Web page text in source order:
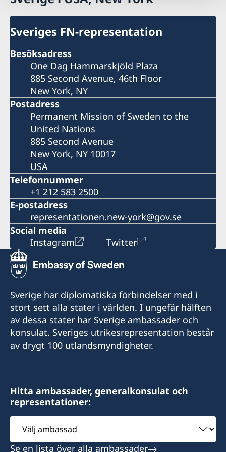
Sveriges FN-representation
Besöksadress
One Dag Hammarskjöld Plaza
885 Second Avenue, 46th Floor
New York, NY
Postadress
Permanent Mission of Sweden to the
United Nations
885 Second Avenue
New York, NY 10017
USA
Telefonnummer
+1 212 583 2500
E-postadress
representationen.new-york@gov.se
Social media
Instagram
Twitter
Sverige har diplomatiska förbindelser med i
stort sett alla stater i världen. I ungefär hälften
av dessa stater har Sverige ambassader och
konsulat. Sveriges utrikesrepresentation består
av drygt 100 utlandsmyndigheter.
Hitta ambassader, generalkonsulat och
representationer:
Välj
ambassad
Se en lista över alla ambassader